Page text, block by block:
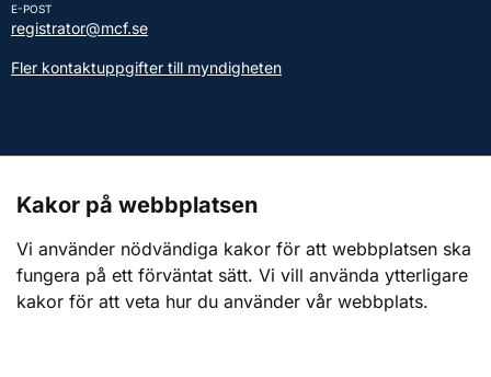
E-POST
registrator@mcf.se
Fler kontaktuppgifter till myndigheten
Webbplatsen
Om webbplatsen
Kakor på webbplatsen
Vi använder nödvändiga kakor för att webbplatsen ska
fungera på ett förväntat sätt. Vi vill använda ytterligare
kakor för att veta hur du använder vår webbplats.